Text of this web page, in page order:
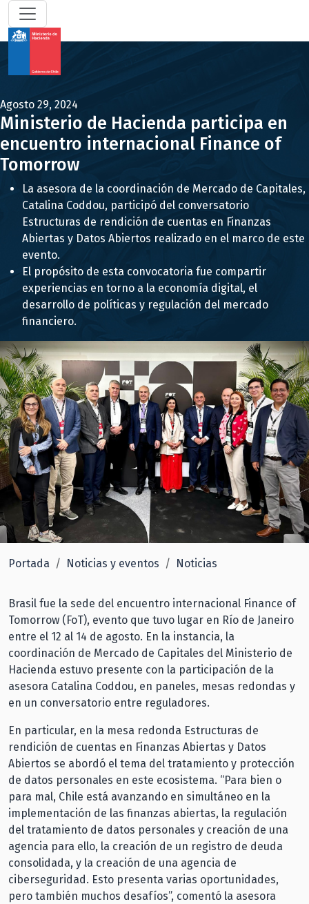
Agosto 29, 2024
Ministerio de Hacienda participa en
encuentro internacional Finance of
Tomorrow
La asesora de la coordinación de Mercado de Capitales,
Catalina Coddou, participó del conversatorio
Estructuras de rendición de cuentas en Finanzas
Abiertas y Datos Abiertos realizado en el marco de este
evento.
El propósito de esta convocatoria fue compartir
experiencias en torno a la economía digital, el
desarrollo de políticas y regulación del mercado
financiero.
Portada Noticias y eventos Noticias
Brasil fue la sede del encuentro internacional Finance of
Tomorrow (FoT), evento que tuvo lugar en Río de Janeiro
entre el 12 al 14 de agosto. En la instancia, la
coordinación de Mercado de Capitales del Ministerio de
Hacienda estuvo presente con la participación de la
asesora Catalina Coddou, en paneles, mesas redondas y
en un conversatorio entre reguladores.
En particular, en la mesa redonda Estructuras de
rendición de cuentas en Finanzas Abiertas y Datos
Abiertos se abordó el tema del tratamiento y protección
de datos personales en este ecosistema. “Para bien o
para mal, Chile está avanzando en simultáneo en la
implementación de las finanzas abiertas, la regulación
del tratamiento de datos personales y creación de una
agencia para ello, la creación de un registro de deuda
consolidada, y la creación de una agencia de
ciberseguridad. Esto presenta varias oportunidades,
pero también muchos desafíos”, comentó la asesora